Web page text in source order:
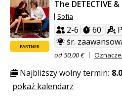
PARTNER
The DETECTIVE
Sofia
2-6 60'
śr.
od 50,00 €
Najbliższy wolny termin:
pokaż kalendarz